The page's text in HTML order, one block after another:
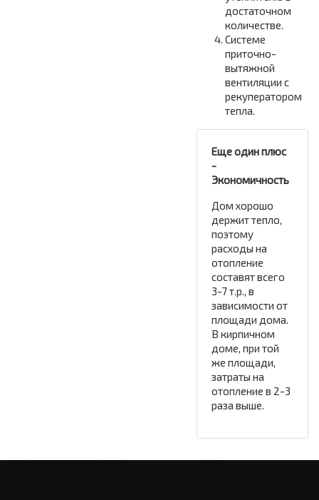
достаточном
количестве.
Системе
приточно-
вытяжной
вентиляции с
рекуператором
тепла.
Еще один плюс
-
Экономичность
Дом хорошо
держит тепло,
поэтому
расходы на
отопление
составят всего
3-7 т.р., в
зависимости от
площади дома.
В кирпичном
доме, при той
же площади,
затраты на
отопление в 2-3
раза выше.